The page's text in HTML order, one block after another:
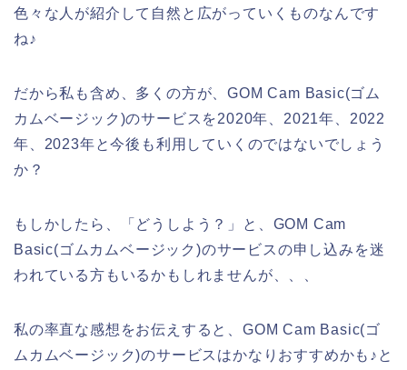
色々な人が紹介して自然と広がっていくものなんです
ね♪
だから私も含め、多くの方が、GOM Cam Basic(ゴム
カムベージック)のサービスを2020年、2021年、2022
年、2023年と今後も利用していくのではないでしょう
か？
もしかしたら、「どうしよう？」と、GOM Cam
Basic(ゴムカムベージック)のサービスの申し込みを迷
われている方もいるかもしれませんが、、、
私の率直な感想をお伝えすると、GOM Cam Basic(ゴ
ムカムベージック)のサービスはかなりおすすめかも♪と